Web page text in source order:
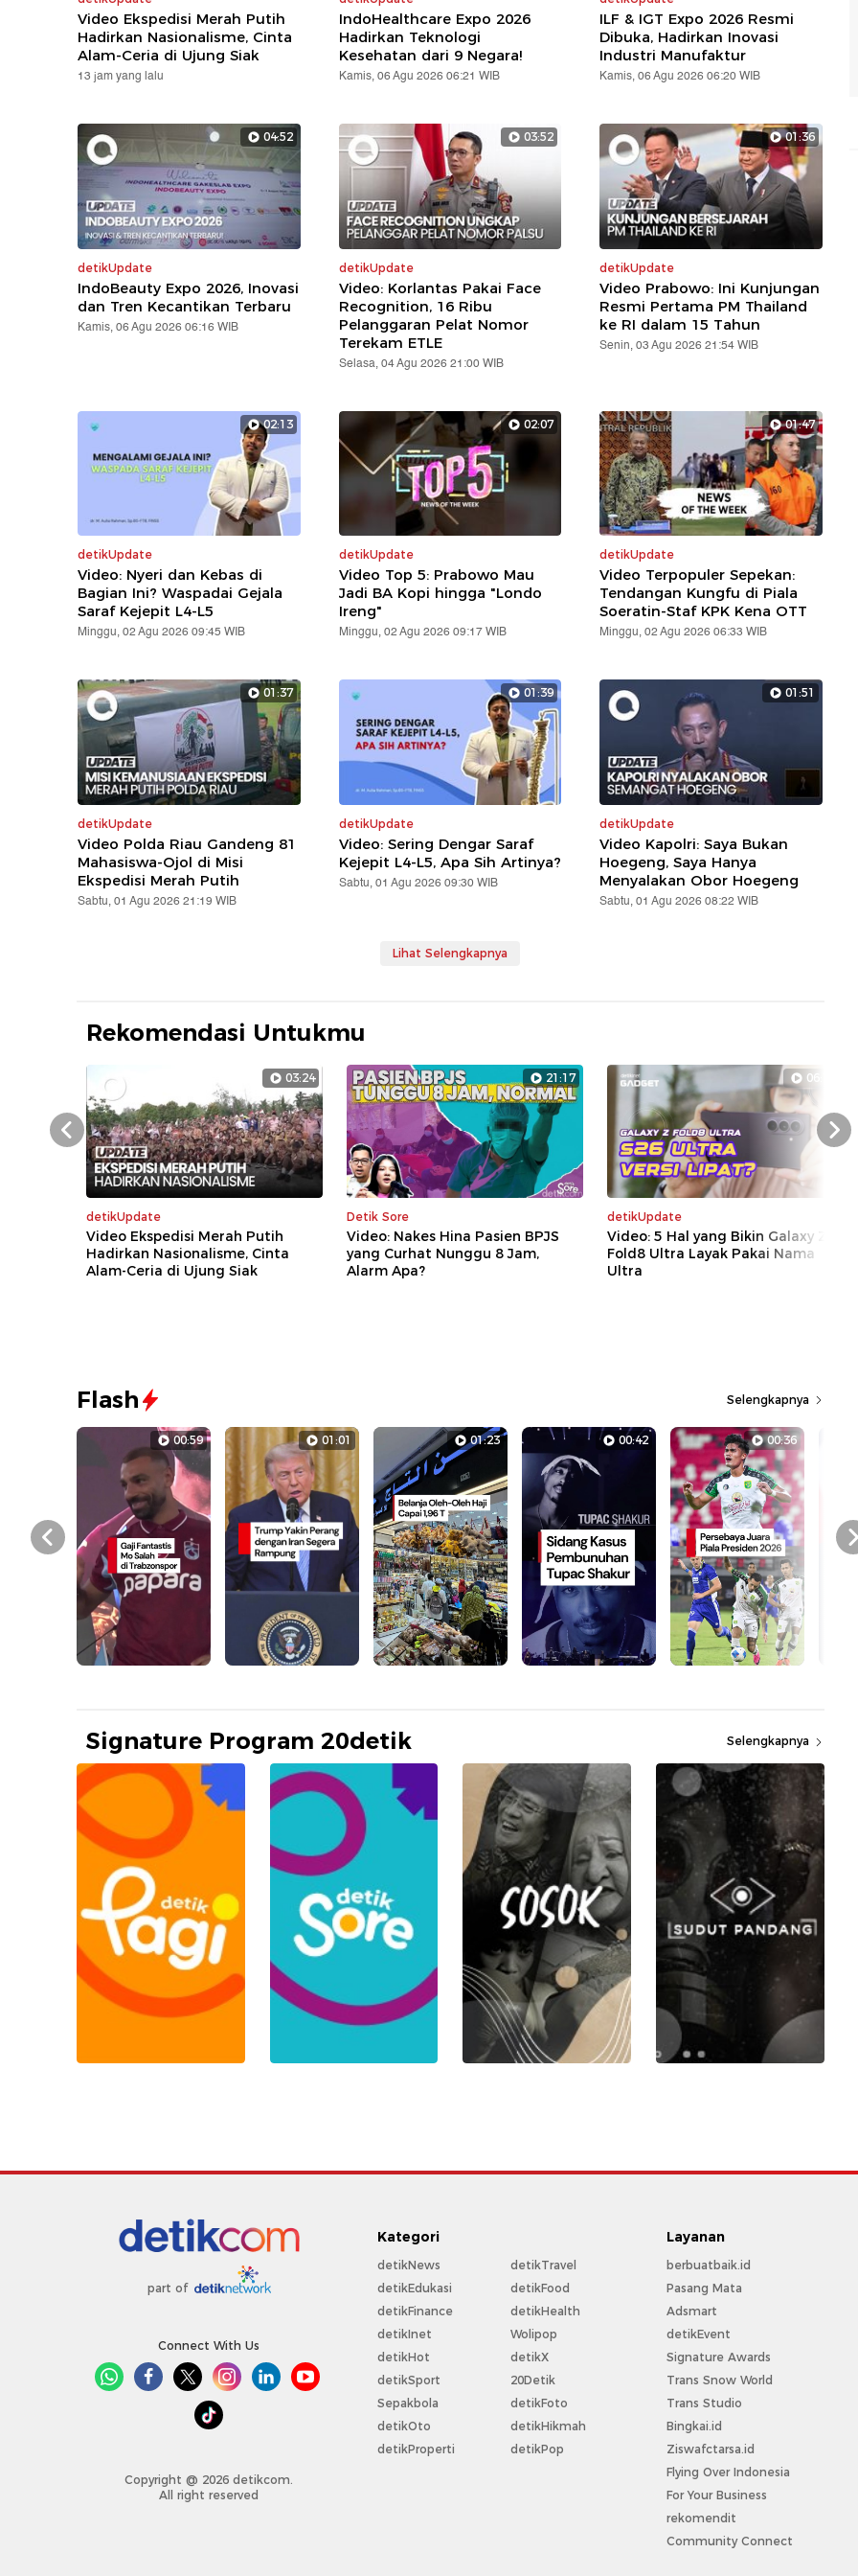
Video Ekspedisi Merah Putih
Hadirkan Nasionalisme, Cinta
Alam-Ceria di Ujung Siak
13 jam yang lalu
IndoHealthcare Expo 2026
Hadirkan Teknologi
Kesehatan dari 9 Negara!
Kamis, 06 Agu 2026 06:21 WIB
ILF & IGT Expo 2026 Resmi
Dibuka, Hadirkan Inovasi
Industri Manufaktur
Kamis, 06 Agu 2026 06:20 WIB
04:52
detikUpdate
IndoBeauty Expo 2026, Inovasi
dan Tren Kecantikan Terbaru
Kamis, 06 Agu 2026 06:16 WIB
03:52
detikUpdate
Video: Korlantas Pakai Face
Recognition, 16 Ribu
Pelanggaran Pelat Nomor
Terekam ETLE
Selasa, 04 Agu 2026 21:00 WIB
01:36
detikUpdate
Video Prabowo: Ini Kunjungan
Resmi Pertama PM Thailand
ke RI dalam 15 Tahun
Senin, 03 Agu 2026 21:54 WIB
02:13
detikUpdate
Video: Nyeri dan Kebas di
Bagian Ini? Waspadai Gejala
Saraf Kejepit L4-L5
Minggu, 02 Agu 2026 09:45 WIB
02:07
detikUpdate
Video Top 5: Prabowo Mau
Jadi BA Kopi hingga "Londo
Ireng"
Minggu, 02 Agu 2026 09:17 WIB
01:47
detikUpdate
Video Terpopuler Sepekan:
Tendangan Kungfu di Piala
Soeratin-Staf KPK Kena OTT
Minggu, 02 Agu 2026 06:33 WIB
01:37
detikUpdate
Video Polda Riau Gandeng 81
Mahasiswa-Ojol di Misi
Ekspedisi Merah Putih
Sabtu, 01 Agu 2026 21:19 WIB
01:39
detikUpdate
Video: Sering Dengar Saraf
Kejepit L4-L5, Apa Sih Artinya?
Sabtu, 01 Agu 2026 09:30 WIB
01:51
detikUpdate
Video Kapolri: Saya Bukan
Hoegeng, Saya Hanya
Menyalakan Obor Hoegeng
Sabtu, 01 Agu 2026 08:22 WIB
Lihat Selengkapnya
Rekomendasi Untukmu
03:24
detikUpdate
Video Ekspedisi Merah Putih
Hadirkan Nasionalisme, Cinta
Alam-Ceria di Ujung Siak
21:17
Detik Sore
Video: Nakes Hina Pasien BPJS
yang Curhat Nunggu 8 Jam,
Alarm Apa?
06:13
detikUpdate
Video: 5 Hal yang Bikin Galaxy Z
Fold8 Ultra Layak Pakai Nama
Ultra
Prev Next
Flash Selengkapnya
00:59 01:01 01:23 00:42 00:36
Prev
Signature Program 20detik Selengkapnya
part of
Connect With Us
Copyright @ 2026 detikcom.
All right reserved
Kategori
detikNews
detikEdukasi
detikFinance
detikInet
detikHot
detikSport
Sepakbola
detikOto
detikProperti
detikTravel
detikFood
detikHealth
Wolipop
detikX
20Detik
detikFoto
detikHikmah
detikPop
Layanan
berbuatbaik.id
Pasang Mata
Adsmart
detikEvent
Signature Awards
Trans Snow World
Trans Studio
Bingkai.id
Ziswafctarsa.id
Flying Over Indonesia
For Your Business
rekomendit
Community Connect